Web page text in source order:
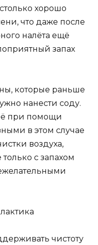
хорошо
что даже после
налёта ещё
запах
которые раньше
нанести соду.
при помощи
в этом случае
воздуха,
с запахом
чистоту